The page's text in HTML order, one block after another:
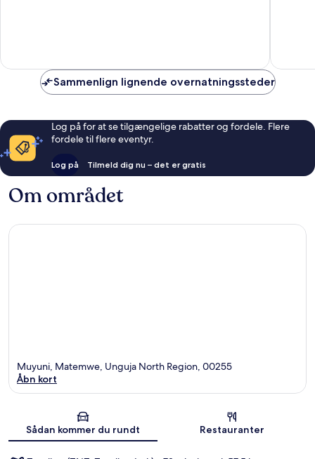
Sammenlign lignende overnatningssteder
Log på for at se tilgængelige rabatter og fordele. Flere
fordele til flere eventyr.
Log på Tilmeld dig nu – det er gratis
Om området
Muyuni, Matemwe, Unguja North Region, 00255
Åbn kort
Sådan kommer du rundt Restauranter